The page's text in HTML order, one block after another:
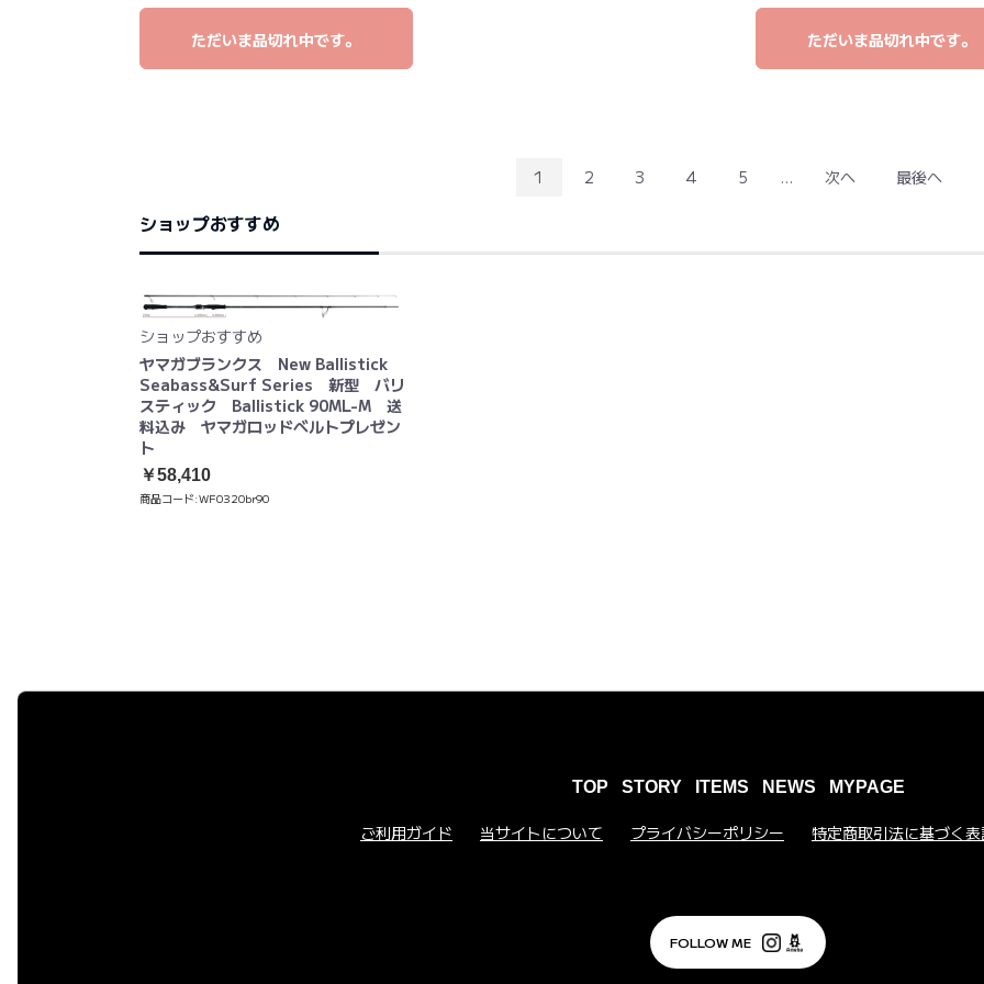
ただいま品切れ中です。 ただいま品切れ中です。
1 2 3 4 5 ... 次へ 最後へ
ショップおすすめ
ショップおすすめ
ヤマガブランクス New Ballistick
Seabass&Surf Series 新型 バリ
スティック Ballistick 90ML-M 送
料込み ヤマガロッドベルトプレゼン
ト
￥58,410
商品コード:WF0320br90
TOP STORY ITEMS NEWS MYPAGE
ご利用ガイド 当サイトについて プライバシーポリシー 特定商取引法に基づく
FOLLOW ME